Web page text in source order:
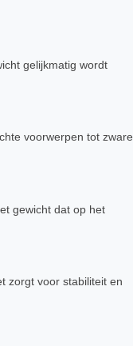
gelijkmatig wordt
voorwerpen tot zware
gewicht dat op het
zorgt voor stabiliteit en